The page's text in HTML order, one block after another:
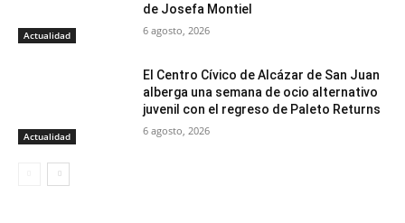
Actualidad
de Josefa Montiel
6 agosto, 2026
Actualidad
El Centro Cívico de Alcázar de San Juan
alberga una semana de ocio alternativo
juvenil con el regreso de Paleto Returns
6 agosto, 2026